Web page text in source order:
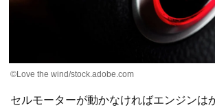
©Love the wind/stock.adobe.com
セルモーターが動かなければエンジンは